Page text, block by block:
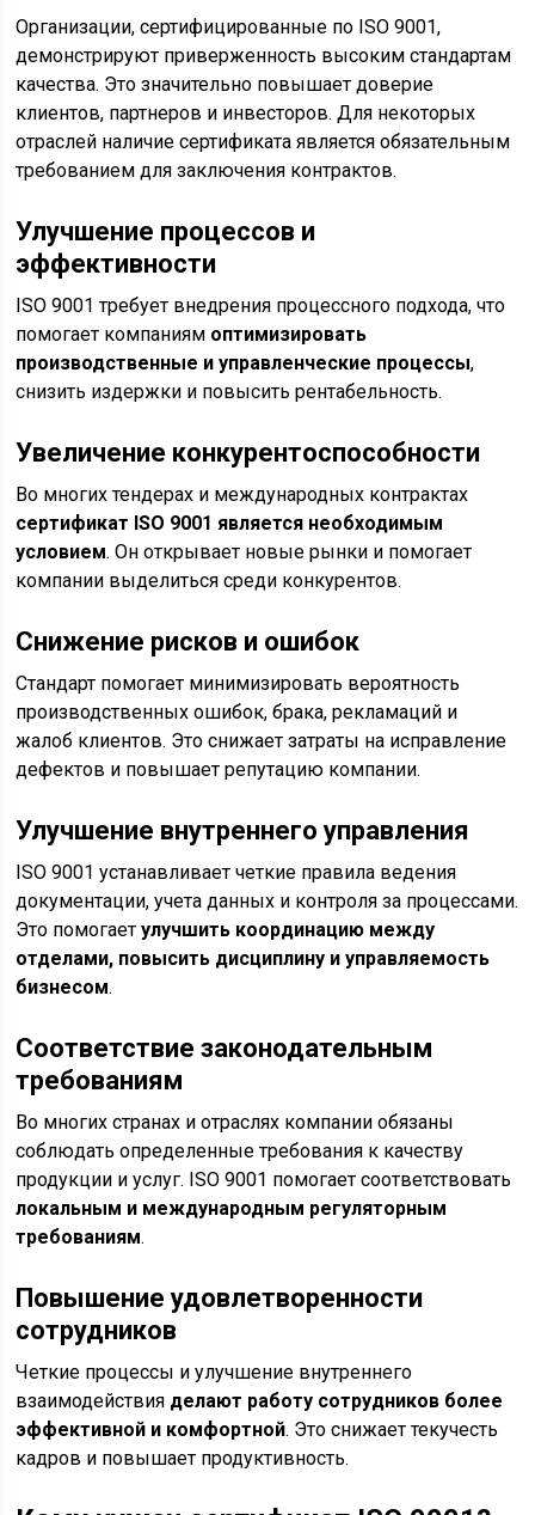
Организации, сертифицированные по ISO 9001,
демонстрируют приверженность высоким стандартам
качества. Это значительно повышает доверие
клиентов, партнеров и инвесторов. Для некоторых
отраслей наличие сертификата является обязательным
требованием для заключения контрактов.
Улучшение процессов и
эффективности
ISO 9001 требует внедрения процессного подхода, что
помогает компаниям оптимизировать
производственные и управленческие процессы,
снизить издержки и повысить рентабельность.
Увеличение конкурентоспособности
Во многих тендерах и международных контрактах
сертификат ISO 9001 является необходимым
условием. Он открывает новые рынки и помогает
компании выделиться среди конкурентов.
Снижение рисков и ошибок
Стандарт помогает минимизировать вероятность
производственных ошибок, брака, рекламаций и
жалоб клиентов. Это снижает затраты на исправление
дефектов и повышает репутацию компании.
Улучшение внутреннего управления
ISO 9001 устанавливает четкие правила ведения
документации, учета данных и контроля за процессами.
Это помогаетулучшить координацию между
отделами, повысить дисциплину и управляемость
бизнесом.
Соответствие законодательным
требованиям
Во многих странах и отраслях компании обязаны
соблюдать определенные требования к качеству
продукции и услуг. ISO 9001 помогает соответствовать
локальным и международным регуляторным
требованиям.
Повышение удовлетворенности
сотрудников
Четкие процессы и улучшение внутреннего
взаимодействия делают работу сотрудников более
эффективной и комфортной. Это снижает текучесть
кадров и повышает продуктивность.